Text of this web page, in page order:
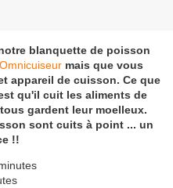
blanquette de poisson
Omnicuiseur mais que vous
appareil de cuisson. Ce que
qu'il cuit les aliments de
gardent leur moelleux.
sont cuits à point ... un
!!